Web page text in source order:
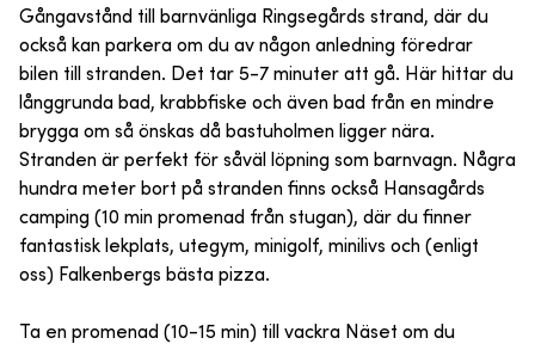
Gångavstånd till barnvänliga Ringsegårds strand, där du
också kan parkera om du av någon anledning föredrar
bilen till stranden. Det tar 5-7 minuter att gå. Här hittar du
långgrunda bad, krabbfiske och även bad från en mindre
brygga om så önskas då bastuholmen ligger nära.
Stranden är perfekt för såväl löpning som barnvagn. Några
hundra meter bort på stranden finns också Hansagårds
camping (10 min promenad från stugan), där du finner
fantastisk lekplats, utegym, minigolf, minilivs och (enligt
oss) Falkenbergs bästa pizza.
Ta en promenad (10-15 min) till vackra Näset om du